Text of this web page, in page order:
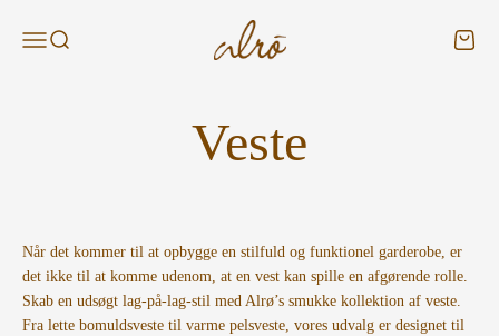
MenuSøg Alroshop - DK Kurv
Når det kommer til at opbygge en stilfuld og funktionel garderobe, er
det ikke til at komme udenom, at en vest kan spille en afgørende rolle.
Skab en udsøgt lag-på-lag-stil med Alrø’s smukke kollektion af veste.
Fra lette bomuldsveste til varme pelsveste, vores udvalg er designet til